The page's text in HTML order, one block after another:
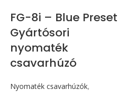
FG-8i – Blue Preset
Gyártósori
nyomaték
csavarhúzó
Nyomaték csavarhúzók,